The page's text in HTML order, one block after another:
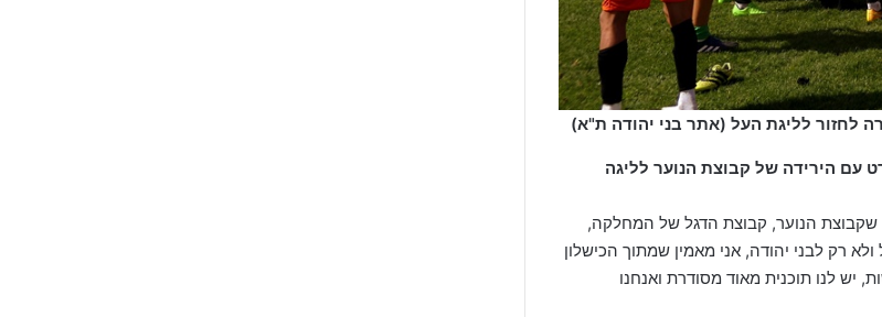
לחזור לליגת העל (אתר בני יהודה ת"א)
עם הירידה של קבוצת הנוער לליגה
שקבוצת הנוער, קבוצת הדגל של המחלקה,
רק לבני יהודה, אני מאמין שמתוך הכישלון
יש לנו תוכנית מאוד מסודרת ואנחנו